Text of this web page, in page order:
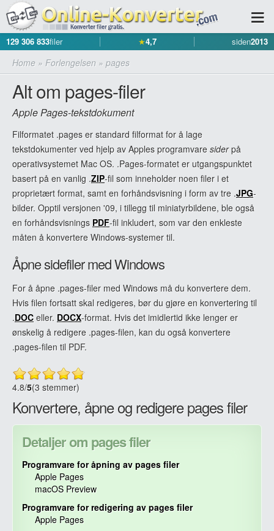
129 306 833filer ★4,7 siden2013
Home » Forlengelsen » pages
Alt om pages-filer
Apple Pages-tekstdokument
Filformatet .pages er standard filformat for å lage
tekstdokumenter ved hjelp av Apples programvare siderpå
operativsystemet Mac OS. .Pages-formatet er utgangspunktet
basert på en vanlig .ZIP-fil som inneholder noen filer i et
proprietært format, samt en forhåndsvisning i form av tre .JPG-
bilder. Opptil versjonen '09, i tillegg til miniatyrbildene, ble også
en forhåndsvisnings PDF-fil inkludert, som var den enkleste
måten å konvertere Windows-systemer til.
Åpne sidefiler med Windows
For å åpne .pages-filer med Windows må du konvertere dem.
Hvis filen fortsatt skal redigeres, bør du gjøre en konvertering til
.DOC eller. DOCX-format. Hvis det imidlertid ikke lenger er
ønskelig å redigere .pages-filen, kan du også konvertere
.pages-filen til PDF.
4.8/5(3 stemmer)
Konvertere, åpne og redigere pages filer
Detaljer om pages filer
Programvare for åpning av pages filer
Apple Pages
macOS Preview
Programvare for redigering av pages filer
Apple Pages